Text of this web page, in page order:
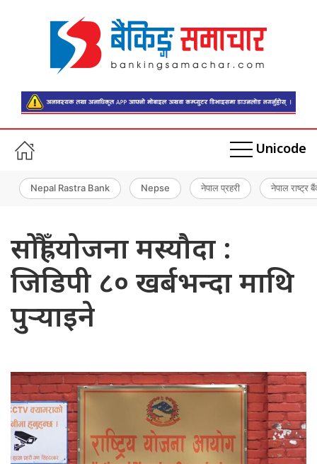
Unicode
Nepal Rastra Bank Nepse नेपाल प्रहरी नेपाल राष्ट्र
सोह्रौँ योजना मस्यौदा :
जिडिपी ८० खर्बभन्दा माथि
पुर्‍याइने